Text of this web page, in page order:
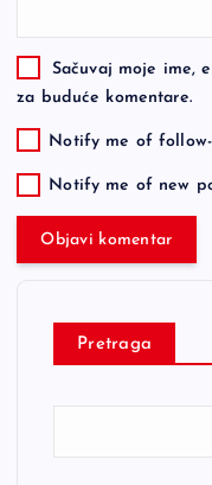
Sačuvaj moje ime,
za buduće komentare.
Notify me of
Notify me of new
Pretraga